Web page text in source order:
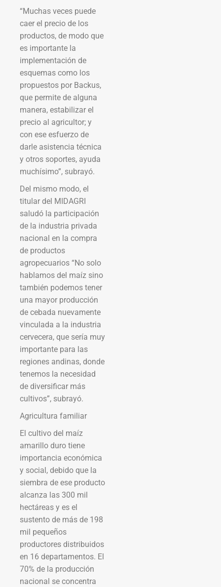
“Muchas veces puede
caer el precio de los
productos, de modo que
es importante la
implementación de
esquemas como los
propuestos por Backus,
que permite de alguna
manera, estabilizar el
precio al agricultor; y
con ese esfuerzo de
darle asistencia técnica
y otros soportes, ayuda
muchísimo”, subrayó.
Del mismo modo, el
titular del MIDAGRI
saludó la participación
de la industria privada
nacional en la compra
de productos
agropecuarios “No solo
hablamos del maíz sino
también podemos tener
una mayor producción
de cebada nuevamente
vinculada a la industria
cervecera, que sería muy
importante para las
regiones andinas, donde
tenemos la necesidad
de diversificar más
cultivos”, subrayó.
Agricultura familiar
El cultivo del maíz
amarillo duro tiene
importancia económica
y social, debido que la
siembra de ese producto
alcanza las 300 mil
hectáreas y es el
sustento de más de 198
mil pequeños
productores distribuidos
en 16 departamentos. El
70% de la producción
nacional se concentra